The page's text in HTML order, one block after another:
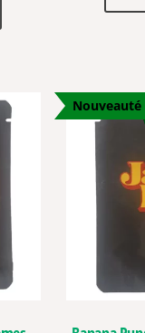
Nouveauté